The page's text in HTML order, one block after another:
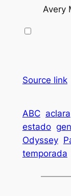
Avery
Source link
ABC aclara
estado
Odyssey
temporada